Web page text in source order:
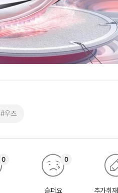
#우즈
0
슬퍼요
0
추가취